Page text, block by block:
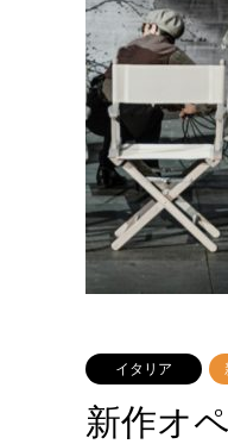
イタリア
新作オ